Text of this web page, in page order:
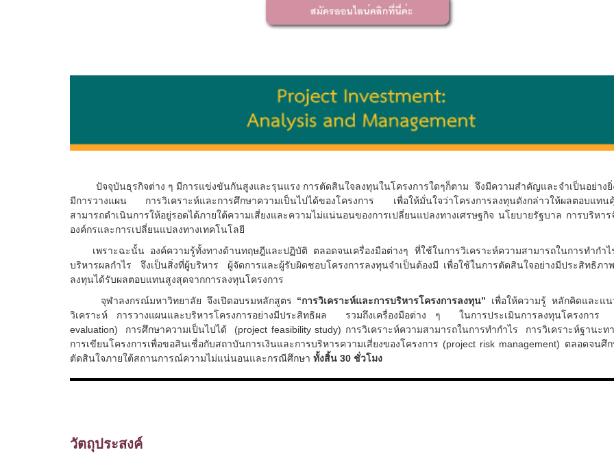
ปัจจุบันธุรกิจต่าง ๆ มีการแข่งขันกันสูงและรุนแรง การตัดสินใจลงทุนในโครงการใดๆก็ตาม จึงมีความสำคัญและจำเป็นอย่างยิ่
มีการวางแผน การวิเคราะห์และการศึกษาความเป็นไปได้ของโครงการ เพื่อให้มั่นใจว่าโครงการลงทุนดังกล่าวให้ผลตอบแทน
สามารถดำเนินการให้อยู่รอดได้ภายใต้ความเสี่ยงและความไม่แน่นอนของการเปลี่ยนแปลงทางเศรษฐกิจ นโยบายรัฐบาล การบริหาร
องค์กรและการเปลี่ยนแปลงทางเทคโนโลยี
เพราะฉะนั้น องค์ความรู้ทั้งทางด้านทฤษฎีและปฏิบัติ ตลอดจนเครื่องมือต่างๆ ที่ใช้ในการวิเคราะห์ความสามารถในการทำกำไ
บริหารผลกำไร จึงเป็นสิ่งที่ผู้บริหาร ผู้จัดการและผู้รับผิดชอบโครงการลงทุนจำเป็นต้องมี เพื่อใช้ในการตัดสินใจอย่างมีประสิทธิภา
ลงทุนได้รับผลตอบแทนสูงสุดจากการลงทุนโครงการ
จุฬาลงกรณ์มหาวิทยาลัย จึงเปิดอบรมหลักสูตร “การวิเคราะห์และการบริหารโครงการลงทุน” เพื่อให้ความรู้ หลักคิดและแน
วิเคราะห์ การวางแผนและบริหารโครงการอย่างมีประสิทธิผล รวมถึงเครื่องมือต่าง ๆ ในการประเมินการลงทุนโครงการ
evaluation) การศึกษาความเป็นไปได้ (project feasibility study) การวิเคราะห์ความสามารถในการทำกำไร การวิเคราะห์ฐานะทา
การเขียนโครงการเพื่อขอสินเชื่อกับสถาบันการเงินและการบริหารความเสี่ยงของโครงการ (project risk management) ตลอดจนศึก
ตัดสินใจภายใต้สถานการณ์ความไม่แน่นอนและกรณีศึกษา ทั้งสิ้น 30 ชั่วโมง
วัตถุประสงค์